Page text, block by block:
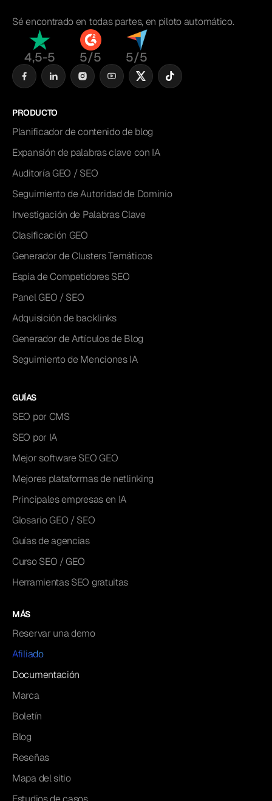
Sé encontrado en todas partes, en piloto automático.
4,5-5 5/5 5/5
PRODUCTO
Planificador de contenido de blog
Expansión de palabras clave con IA
Auditoría GEO / SEO
Seguimiento de Autoridad de Dominio
Investigación de Palabras Clave
Clasificación GEO
Generador de Clusters Temáticos
Espía de Competidores SEO
Panel GEO / SEO
Adquisición de backlinks
Generador de Artículos de Blog
Seguimiento de Menciones IA
GUÍAS
SEO por CMS
SEO por IA
Mejor software SEO GEO
Mejores plataformas de netlinking
Principales empresas en IA
Glosario GEO / SEO
Guías de agencias
Curso SEO / GEO
Herramientas SEO gratuitas
MÁS
Reservar una demo
Afiliado
Documentación
Marca
Boletín
Blog
Reseñas
Mapa del sitio